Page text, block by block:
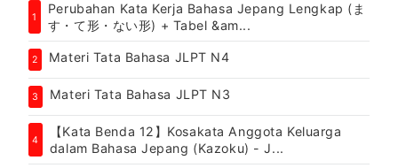
1
Perubahan Kata Kerja Bahasa Jepang Lengkap (ま
す・て形・ない形) + Tabel &am...
2 Materi Tata Bahasa JLPT N4
3 Materi Tata Bahasa JLPT N3
4
【Kata Benda 12】Kosakata Anggota Keluarga
dalam Bahasa Jepang (Kazoku) - J...